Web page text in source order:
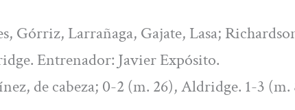
Górriz, Larrañaga, Gajate, Lasa;
Entrenador: Javier Expósito.
de cabeza; 0-2 (m. 26), Aldridge. 1-3 (m.